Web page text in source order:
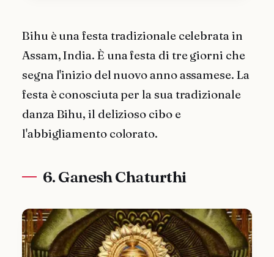
Bihu è una festa tradizionale celebrata in
Assam, India. È una festa di tre giorni che
segna l'inizio del nuovo anno assamese. La
festa è conosciuta per la sua tradizionale
danza Bihu, il delizioso cibo e
l'abbigliamento colorato.
6. Ganesh Chaturthi